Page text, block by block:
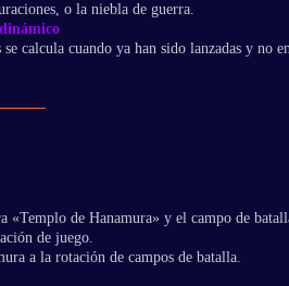
o la niebla de guerra.
calcula cuando ya han sido lanzadas y no
«Templo de Hanamura» y el campo de
de juego.
a la rotación de campos de batalla.